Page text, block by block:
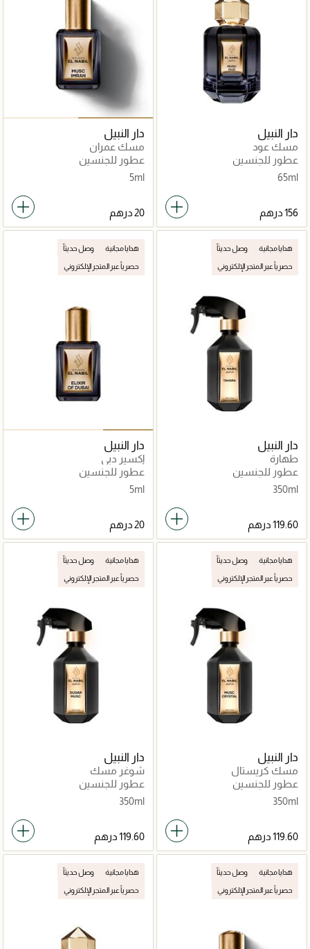
دار النبيل
مسك عود
عطور للجنسين
65ml
دار النبيل
مسك عمران
عطور للجنسين
5ml
هدايا مجانية وصل حديثاً
حصرياً عبر المتجر الإلكتروني
دار النبيل
طهارة
عطور للجنسين
350ml
هدايا مجانية وصل حديثاً
حصرياً عبر المتجر الإلكتروني
دار النبيل
إكسير دبي
عطور للجنسين
5ml
هدايا مجانية وصل حديثاً
حصرياً عبر المتجر الإلكتروني
دار النبيل
مسك كريستال
عطور للجنسين
350ml
هدايا مجانية وصل حديثاً
حصرياً عبر المتجر الإلكتروني
دار النبيل
شوغر مسك
عطور للجنسين
350ml
هدايا مجانية وصل حديثاً
حصرياً عبر المتجر الإلكتروني
هدايا مجانية وصل حديثاً
حصرياً عبر المتجر الإلكتروني